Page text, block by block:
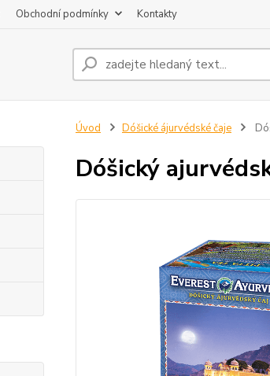
Obchodní podmínky Kontakty
Úvod Dóšické ájurvédské čaje
Dóšický